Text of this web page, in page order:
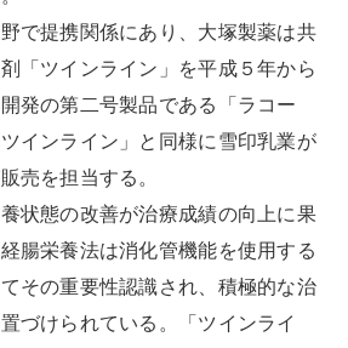
で提携関係にあり、大塚製薬は共
「ツインライン」を平成５年から
発の第二号製品である「ラコー
インライン」と同様に雪印乳業が
売を担当する。
状態の改善が治療成績の向上に果
腸栄養法は消化管機能を使用する
その重要性認識され、積極的な治
づけられている。「ツインライ